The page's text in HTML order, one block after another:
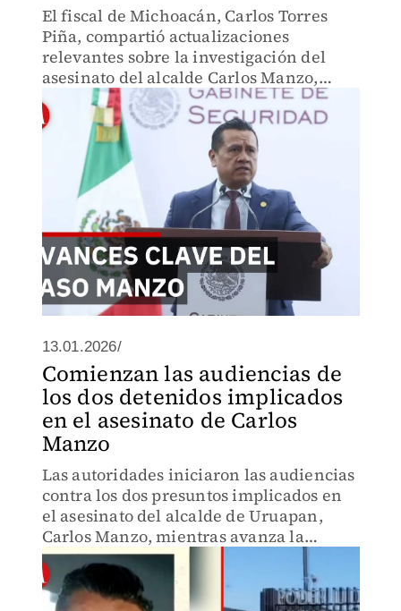
El fiscal de Michoacán, Carlos Torres
Piña, compartió actualizaciones
relevantes sobre la investigación del
asesinato del alcalde Carlos Manzo,
detallando avances ministeriales, líneas
de investigación abiertas y el estatus
jurídico de los detenidos.
13.01.2026/
Comienzan las audiencias de
los dos detenidos implicados
en el asesinato de Carlos
Manzo
Las autoridades iniciaron las audiencias
contra los dos presuntos implicados en
el asesinato del alcalde de Uruapan,
Carlos Manzo, mientras avanza la
investigación sobre el crimen ocurrido
el 1 de noviembre.